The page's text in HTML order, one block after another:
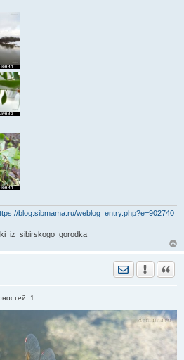
blog.sibmama.ru/weblog_entry.php?e=902740
Отправить
1